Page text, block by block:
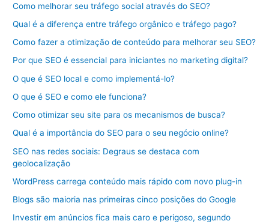
Como melhorar seu tráfego social através do SEO?
Qual é a diferença entre tráfego orgânico e tráfego pago?
Como fazer a otimização de conteúdo para melhorar seu SEO?
Por que SEO é essencial para iniciantes no marketing digital?
O que é SEO local e como implementá-lo?
O que é SEO e como ele funciona?
Como otimizar seu site para os mecanismos de busca?
Qual é a importância do SEO para o seu negócio online?
SEO nas redes sociais: Degraus se destaca com
geolocalização
WordPress carrega conteúdo mais rápido com novo plug-in
Blogs são maioria nas primeiras cinco posições do Google
Investir em anúncios fica mais caro e perigoso, segundo